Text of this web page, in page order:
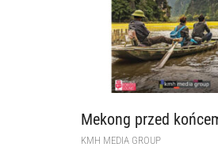
Mekong przed
KMH MEDIA GROUP